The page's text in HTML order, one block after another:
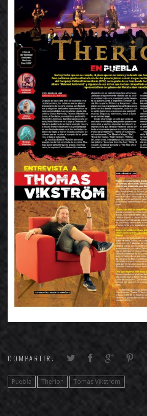
COMPARTIR:
Puebla Therion Tomas Vikström